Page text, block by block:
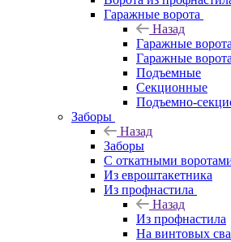
Гаражные ворота
Назад
Гаражные ворота
Гаражные
Подъемные
Секционные
Подъемно-
Заборы
Назад
Заборы
C откатными
Из евроштакетника
Из профнастила
Назад
Из профнастила
На винтовых